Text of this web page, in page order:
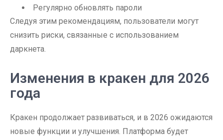
Регулярно обновлять пароли
Следуя этим рекомендациям, пользователи могут
снизить риски, связанные с использованием
даркнета.
Изменения в кракен для 2026
года
Кракен продолжает развиваться, и в 2026 ожидаются
новые функции и улучшения. Платформа будет